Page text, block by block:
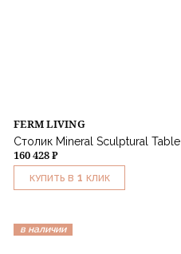
FERM LIVING
Столик Mineral Sculptural Table
160 428 ₽
КУПИТЬ В 1 КЛИК
в наличии